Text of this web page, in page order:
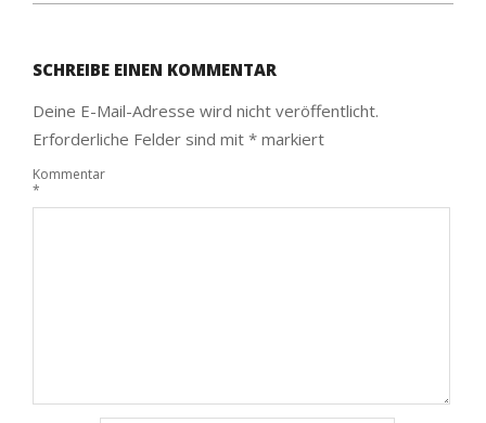
SCHREIBE EINEN KOMMENTAR
Deine E-Mail-Adresse wird nicht veröffentlicht.
Erforderliche Felder sind mit * markiert
Kommentar
*